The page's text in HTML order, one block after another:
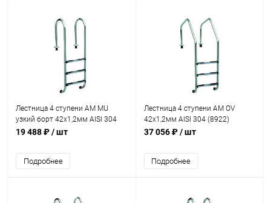
Лестница 4 ступени AM MU
узкий борт 42х1,2мм AISI 304
(MU-415)
19 488 ₽/ шт
Подробнее
Лестница 4 ступени AM OV
42х1,2мм AISI 304 (8922)
37 056 ₽/ шт
Подробнее